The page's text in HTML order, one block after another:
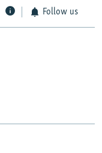
Follow us